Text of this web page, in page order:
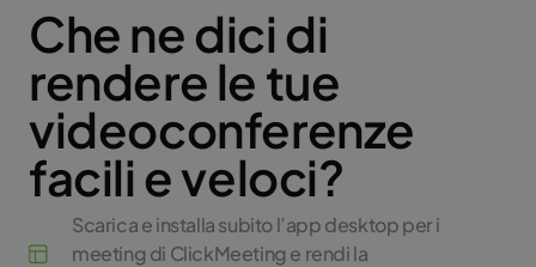
Che ne dici di
rendere le tue
videoconferenze
facili e veloci?
Scarica e installa subito l’app desktop per i
meeting di ClickMeeting e rendi la